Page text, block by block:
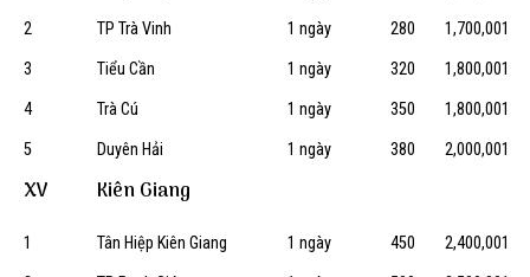
2
TP Trà Vinh 1 ngày 280
1,700,001
3
Tiểu Cần 1 ngày 320
1,800,001
4
Trà Cú 1 ngày 350
1,800,001
5
Duyên Hải 1 ngày 380 2,000,001
XV Kiên Giang
1 Tân Hiệp Kiên Giang 1 ngày 450
2,400,001